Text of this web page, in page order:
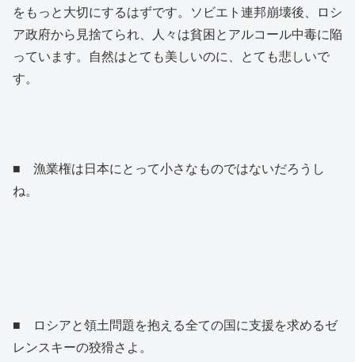
をもっと大切にするはずです。ソビエト連邦崩壊後、ロシ
ア政府から見捨てられ、人々は貧困とアルコール中毒に陥
っています。自然はとても美しいのに、とても悲しいで
す。
■ 漁業権は日本にとって小さなものではないだろうし
ね。
■ ロシアと領土問題を抱える全ての国に支援を求めるゼ
レンスキーの狡猾さよ。